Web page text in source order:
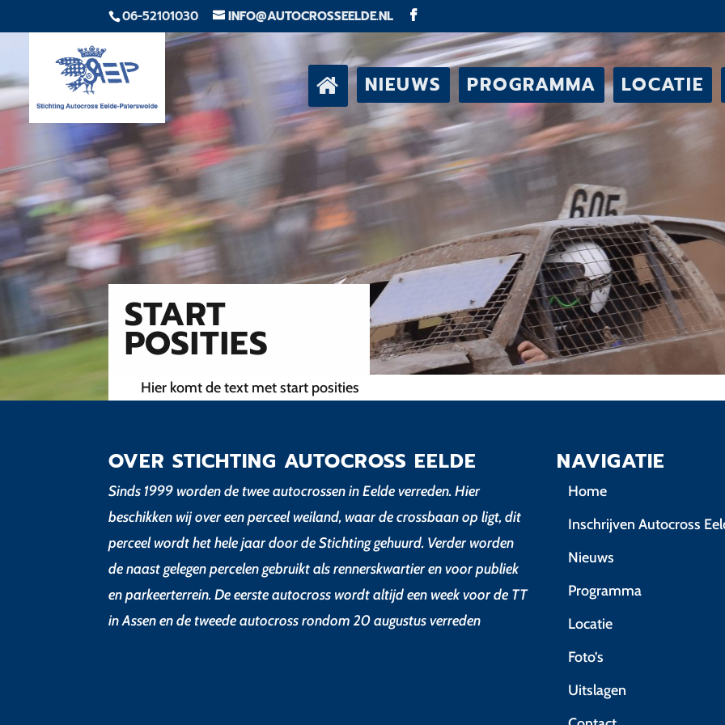
06-52101030 INFO@AUTOCROSSEELDE.NL
NIEUWS PROGRAMMA LOCATIE
START
POSITIES
Hier komt de text met start posities
OVER STICHTING AUTOCROSS EELDE
Sinds 1999 worden de twee autocrossen in Eelde verreden. Hier
beschikken wij over een perceel weiland, waar de crossbaan op ligt, dit
perceel wordt het hele jaar door de Stichting gehuurd. Verder worden
de naast gelegen percelen gebruikt als rennerskwartier en voor publiek
en parkeerterrein. De eerste autocross wordt altijd een week voor de TT
in Assen en de tweede autocross rondom 20 augustus verreden
NAVIGATIE
Home
Inschrijven Autocross
Nieuws
Programma
Locatie
Foto’s
Uitslagen